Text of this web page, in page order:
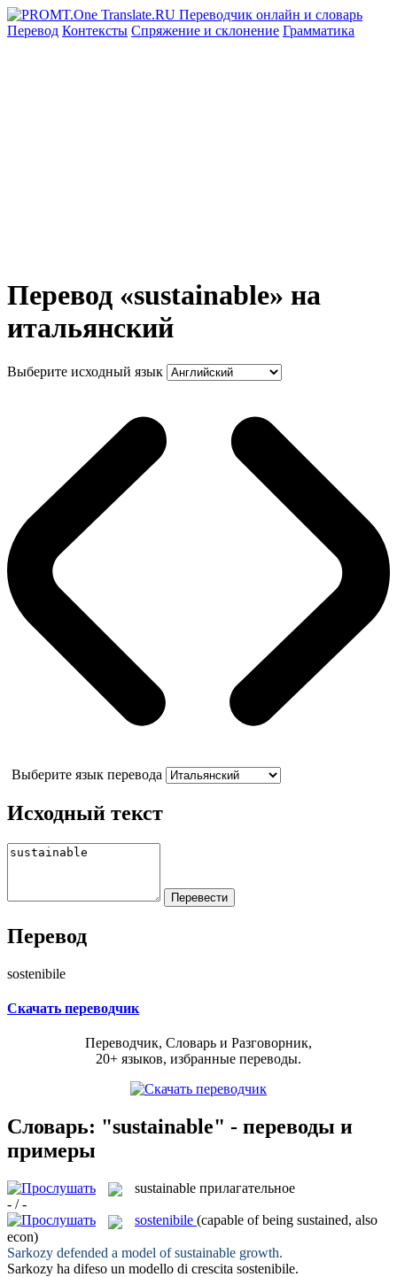
Перевод Контексты Спряжение и склонение Грамматика
Перевод «sustainable» на
итальянский
Выберите исходный язык
Выберите язык перевода
Исходный текст
Перевод
sostenibile
Скачать переводчик
Переводчик, Словарь и Разговорник,
20+ языков, избранные переводы.
Словарь: "sustainable" - переводы и
примеры
sustainable прилагательное
- / -
sostenibile (capable of being sustained, also
econ)
Sarkozy defended a model ofsustainable growth.
Sarkozy ha difeso un modello di crescita sostenibile.